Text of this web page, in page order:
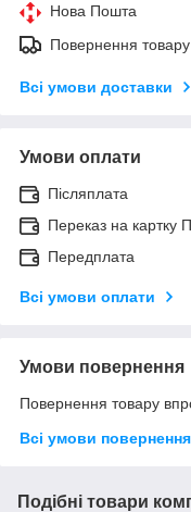
Нова Пошта
Повернення товару
Всі умови доставки
Умови оплати
Післяплата
Переказ на картку
Передплата
Всі умови оплати
Умови повернення
Повернення товару
Всі умови повернення
Подібні товари